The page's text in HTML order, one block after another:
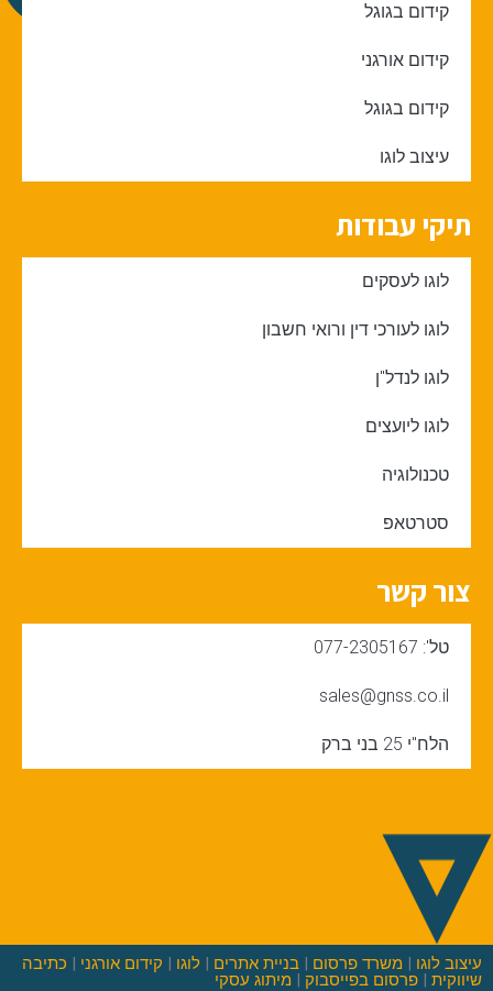
קידום בגוגל
קידום אורגני
קידום בגוגל
עיצוב לוגו
תיקי עבודות
לוגו לעסקים
לוגו לעורכי דין ורואי חשבון
לוגו לנדל"ן
לוגו ליועצים
טכנולוגיה
סטרטאפ
צור קשר
טל': 077-2305167
sales@gnss.co.il
הלח"י 25 בני ברק
עיצוב לוגו |משרד פרסום |בניית אתרים |לוגו קידום אורגני
כתיבה
שיווקית |פרסום בפייסבוק |מיתוג עסקי